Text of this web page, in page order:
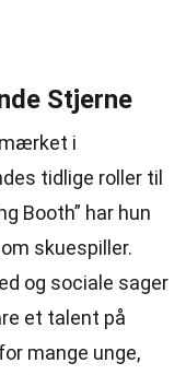
Stjerne
i
tidlige roller til
Booth” har hun
skuespiller.
og sociale sager
et talent på
mange unge,